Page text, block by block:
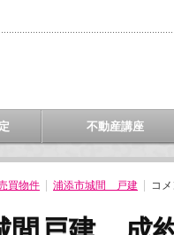
不動産講座
買物件 浦添市城間 戸建
浦
城
間
コ